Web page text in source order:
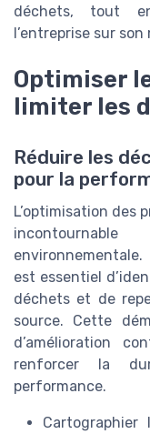
déchets, tout
l’entreprise sur son
Optimiser
limiter les
Réduire les
pour la
L’optimisation des
est essentiel
déchets et de
source. Cette
d’amélioration
renforcer la
performance.